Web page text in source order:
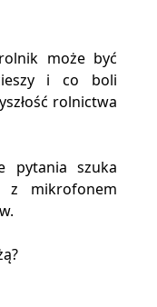
może być
i co boli
rolnictwa
pytania szuka
z mikrofonem